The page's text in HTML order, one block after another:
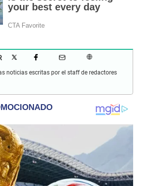
noticias escritas por el staff de redactores